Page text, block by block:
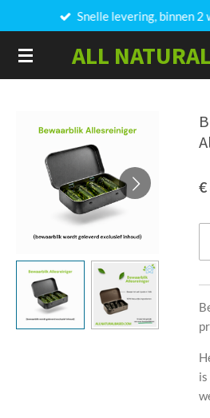
direct
naar
ALL
Snelle levering, binnen 2
€